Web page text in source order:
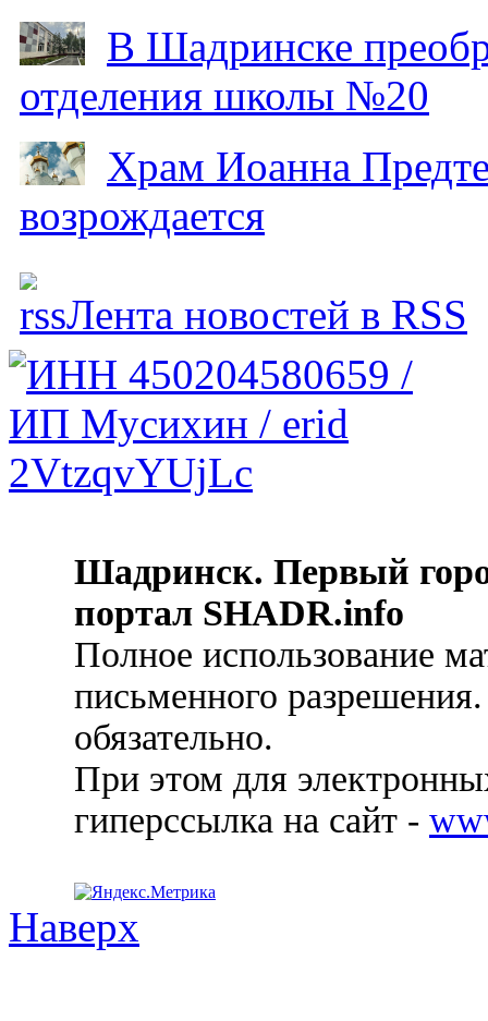
В Шадринске
отделения школы №20
Храм Иоанна
возрождается
Лента новостей в RSS
Шадринск. Первый
портал SHADR.info
Полное использование
письменного
обязательно.
При этом для
гиперссылка на сайт -
Наверх